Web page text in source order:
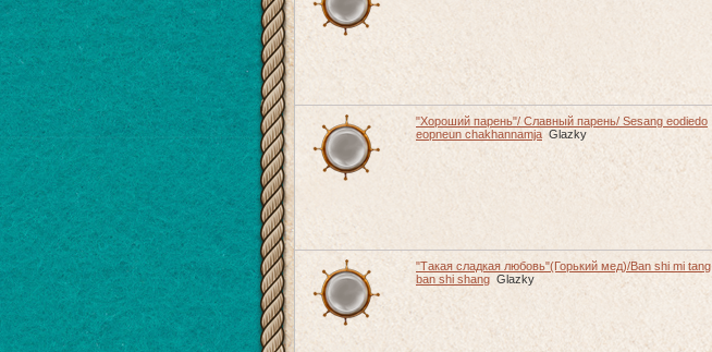
"Хороший парень"/ Славный парень/ Sesang eodiedo
eopneun chakhannamja Glazky
"Такая сладкая любовь"(Горький мед)/Ban shi mi tang
ban shi shang Glazky